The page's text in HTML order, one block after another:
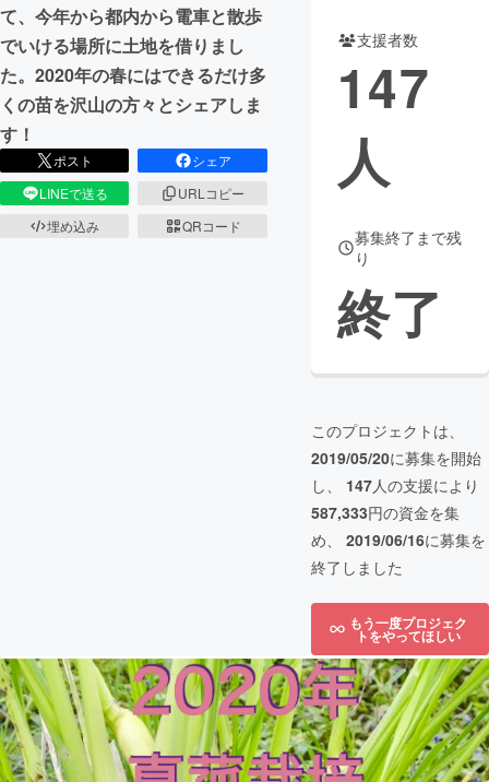
て、今年から都内から電車と散歩
でいける場所に土地を借りまし
た。2020年の春にはできるだけ多
くの苗を沢山の方々とシェアしま
す！
ポスト
シェア
LINEで送る
URLコピー
埋め込み
QRコード
支援者数
147
人
募集終了まで残
り
終了
このプロジェクトは、
2019/05/20に募集を開始
し、 147人の支援により
587,333円の資金を集
め、 2019/06/16に募集を
終了しました
もう一度プロジェク
トをやってほしい